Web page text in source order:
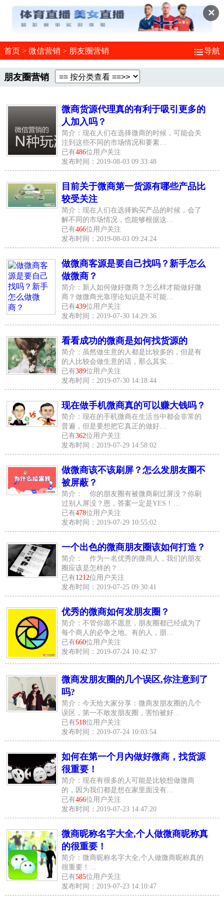
✕
首页 > 微信营销 > 朋友圈营销 导航
朋友圈营销
微商货源代理真的有利于吸引更多的
人加入吗？
简介：现在人们在选择微商的时候，可能会关
注到这些不同的市场情况和要素…
已有486位用户关注
发布时间：2019-08-03 09:33:48
目前关于微商第一货源有哪些产品比
较受关注
简介：现在人们在选择购买产品的时候，会了
解不同的市场情况，也能够根据这…
已有466位用户关注
发布时间：2019-08-03 09:24:24
做微商客源是要自己找吗？新手怎么
做微商？
简介：新人如何做好微商？怎么样才能做好微
商？做微商光靠理论知识是不可能…
已有439位用户关注
发布时间：2019-07-30 14:29:36
看看成功的微商是如何找货源的
简介：虽然做生意的人都是比较多的，但是有
的人比较会做生意的话，那么其实…
已有389位用户关注
发布时间：2019-07-30 14:18:44
现在做手机微商真的可以赚大钱吗？
简介：现在的手机微商在生活当中都会非常的
普遍，但是要想把它真正的做好…
已有362位用户关注
发布时间：2019-07-29 14:58:02
做微商该不该刷屏？怎么发朋友圈不
被屏蔽？
简介： 你的朋友圈有被微商刷过屏没？你刷
过别人屏没？恩，答案一定是YES！…
已有478位用户关注
发布时间：2019-07-29 10:55:02
一个出色的微商朋友圈该如何打造？
简介： 作为一名优秀的微商人，我们的朋友
圈应该是怎样的？…
已有1212位用户关注
发布时间：2019-07-25 09:30:41
优秀的微商如何发朋友圈？
简介：不管你愿不愿意，朋友圈都已经成为了
每个商人的必争之地。有的人，朋…
已有660位用户关注
发布时间：2019-07-24 10:42:37
微商发朋友圈的几个误区,你注意到了
吗?
简介：今天给大家分享：微商发朋友圈的几个
误区，第一不敢发朋友圈，害怕被好…
已有518位用户关注
发布时间：2019-07-24 10:03:54
如何在第一个月內做好微商，找货源
很重要！
简介：现在有很多的人可能是比较想做微商
的，因为我们都是想在家里面没有…
已有466位用户关注
发布时间：2019-07-23 14:47:20
微商昵称名字大全,个人做微商昵称真
的很重要！
简介：微商昵称名字大全,个人做微商昵称真的
很重要！…
已有585位用户关注
发布时间：2019-07-23 14:10:47